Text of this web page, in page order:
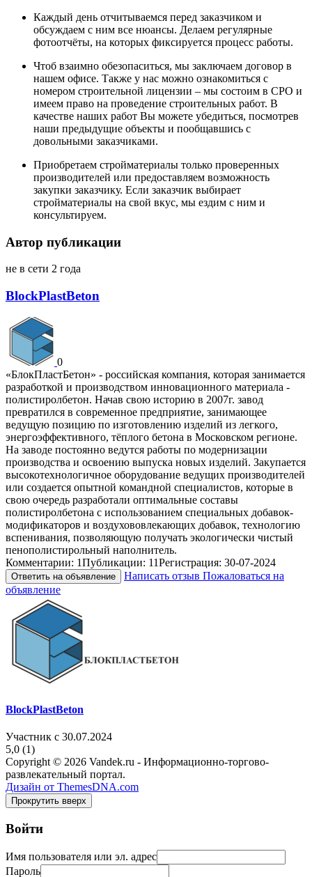
Каждый день отчитываемся перед заказчиком и
обсуждаем с ним все нюансы. Делаем регулярные
фотоотчёты, на которых фиксируется процесс работы.
Чтоб взаимно обезопаситься, мы заключаем договор в
нашем офисе. Также у нас можно ознакомиться с
номером строительной лицензии – мы состоим в СРО и
имеем право на проведение строительных работ. В
качестве наших работ Вы можете убедиться, посмотрев
наши предыдущие объекты и пообщавшись с
довольными заказчиками.
Приобретаем стройматериалы только проверенных
производителей или предоставляем возможность
закупки заказчику. Если заказчик выбирает
стройматериалы на свой вкус, мы ездим с ним и
консультируем.
Автор публикации
не в сети 2 года
BlockPlastBeton
0
«БлокПластБетон» - российская компания, которая занимается
разработкой и производством инновационного материала -
полистиролбетон. Начав свою историю в 2007г. завод
превратился в современное предприятие, занимающее
ведущую позицию по изготовлению изделий из легкого,
энергоэффективного, тёплого бетона в Московском регионе.
На заводе постоянно ведутся работы по модернизации
производства и освоению выпуска новых изделий. Закупается
высокотехнологичное оборудование ведущих производителей
или создается опытной командной специалистов, которые в
свою очередь разработали оптимальные составы
полистиролбетона с использованием специальных добавок-
модификаторов и воздухововлекающих добавок, технологию
вспенивания, позволяющую получать экологически чистый
пенополистирольный наполнитель.
Комментарии: 1Публикации: 11Регистрация: 30-07-2024
Ответить на объявление Написать отзыв Пожаловаться на
объявление
BlockPlastBeton
Участник с 30.07.2024
5,0 (1)
Copyright © 2026 Vandek.ru - Информационно-торгово-
развлекательный портал.
Дизайн от ThemesDNA.com
Прокрутить вверх
Войти
Имя пользователя или эл. адрес
Пароль